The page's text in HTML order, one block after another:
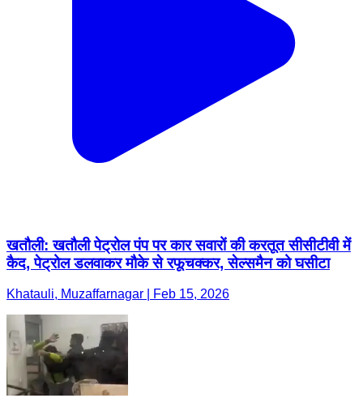
खतौली: खतौली पेट्रोल पंप पर कार सवारों की करतूत सीसीटीवी में
कैद, पेट्रोल डलवाकर मौके से रफूचक्कर, सेल्समैन को घसीटा
Khatauli, Muzaffarnagar | Feb 15, 2026